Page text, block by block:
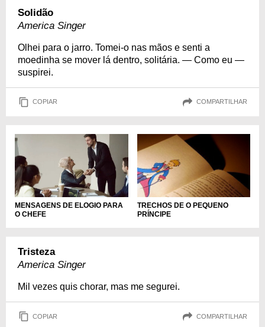
Solidão
America Singer
Olhei para o jarro. Tomei-o nas mãos e senti a
moedinha se mover lá dentro, solitária. — Como eu —
suspirei.
COPIAR COMPARTILHAR
MENSAGENS DE ELOGIO PARA
O CHEFE
TRECHOS DE O PEQUENO
PRÍNCIPE
Tristeza
America Singer
Mil vezes quis chorar, mas me segurei.
COPIAR COMPARTILHAR